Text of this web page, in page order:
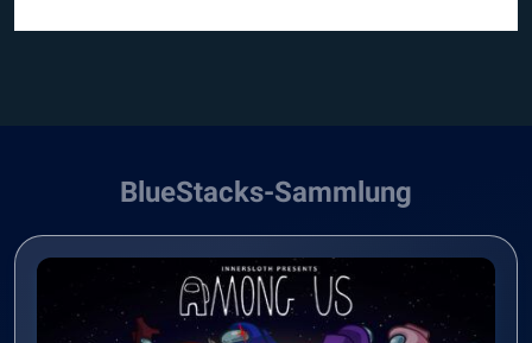
BlueStacks-Sammlung